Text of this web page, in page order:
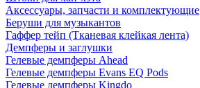
Аксессуары, запчасти и комплектующие
Беруши для музыкантов
Гаффер тейп (Тканевая клейкая лента)
Демпферы и заглушки
Гелевые демпферы Ahead
Гелевые демпферы Evans EQ Pods
Гелевые демпферы Kingdo